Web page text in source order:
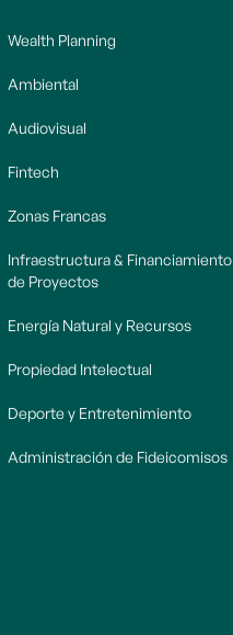
Wealth Planning
Ambiental
Audiovisual
Fintech
Zonas Francas
Infraestructura & Financiamiento
de Proyectos
Energía Natural y Recursos
Propiedad Intelectual
Deporte y Entretenimiento
Administración de Fideicomisos